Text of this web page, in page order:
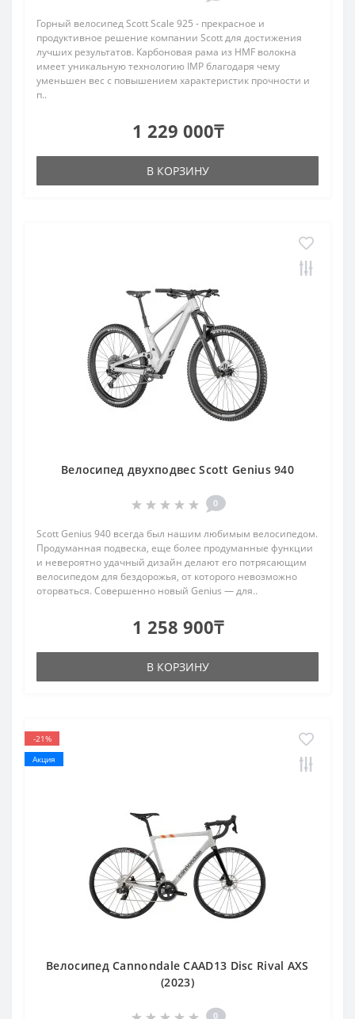
Горный велосипед Scott Scale 925 - прекрасное и
продуктивное решение компании Scott для достижения
лучших результатов. Карбоновая рама из HMF волокна
имеет уникальную технологию IMP благодаря чему
уменьшен вес с повышением характеристик прочности и
п..
1 229 000₸
В КОРЗИНУ
Велосипед двухподвес Scott Genius 940
0
Scott Genius 940 всегда был нашим любимым велосипедом.
Продуманная подвеска, еще более продуманные функции
и невероятно удачный дизайн делают его потрясающим
велосипедом для бездорожья, от которого невозможно
оторваться. Совершенно новый Genius — для..
1 258 900₸
В КОРЗИНУ
-21%
Акция
Велосипед Cannondale CAAD13 Disc Rival AXS
(2023)
0